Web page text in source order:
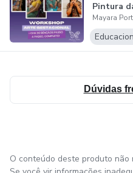
Pintura
Mayara
Dúvidas
O conteúdo deste produto